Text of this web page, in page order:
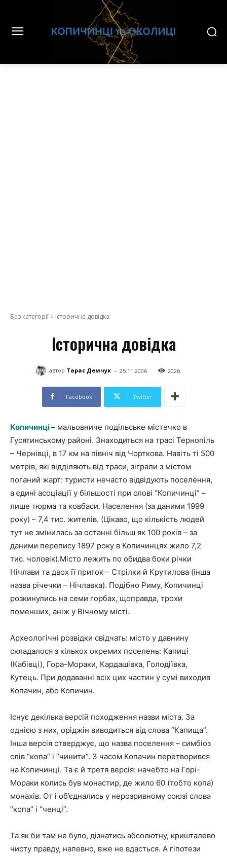
Без категорії Історична довідка
Історична довідка
автор Тарас Демчук - 25.11.2006 2026
Facebook Twitter
Копичинці– мальовниче подільське містечко в
Гусятинському районі. Знаходиться на трасі Тернопіль
– Чернівці, в 17 км на північ від Чорткова. Навіть ті 500
метрів, які відділяють від траси, зіграли з містом
поганий жарт: туристи нечасто відвідують поселення,
а єдині асоціації у більшості при слові “Копичинці” –
лише тюрма та ковбаси. Населення (за даними 1999
року) – 7,4 тис. жителів. (Цікаво, що кількість людей
тут не змінилась за останні більш як 100 років – за
даними перепису 1897 року в Копичинцях жило 7,2
тис. чоловік).Місто лежить по обидва боки річки
Нічлави та двох її приток – Стрілки й Крутилова (інша
назва річечки – Нічлавка). Подібно Риму, Копичинці
розкинулись на семи горбах, щоправда, трохи
поменших, аніж у Вічному місті.
Археологічні розвідки свідчать: місто у давнину
складалося з кількох окремих поселень: Капиці
(Кабівці), Гора-Мораки, Кардашівка, Голодіївка,
Кутець. При додаванні всіх цих частин у cумі виходив
Копачин, або Копичин.
Існує декілька версій походження назви міста. За
однією з них, оріджін виводиться від слова “Капища”.
Інша версія стверджує, що назва поселення – симбіоз
слів “копа” і “чинити”. З часом Копачин перетворився
на Копичинці. Та є й третя версія: начебто на Горі-
Мораки колись був монастир, де жило 60 (тобто копа)
монахів. От і об’єднались у нерозривному союзі слова
“копа” і “ченці”.
Та як би там не було, дізнатись абсолютну, кришталево
чисту правду, напевно, вже не вдасться. А гіпотези